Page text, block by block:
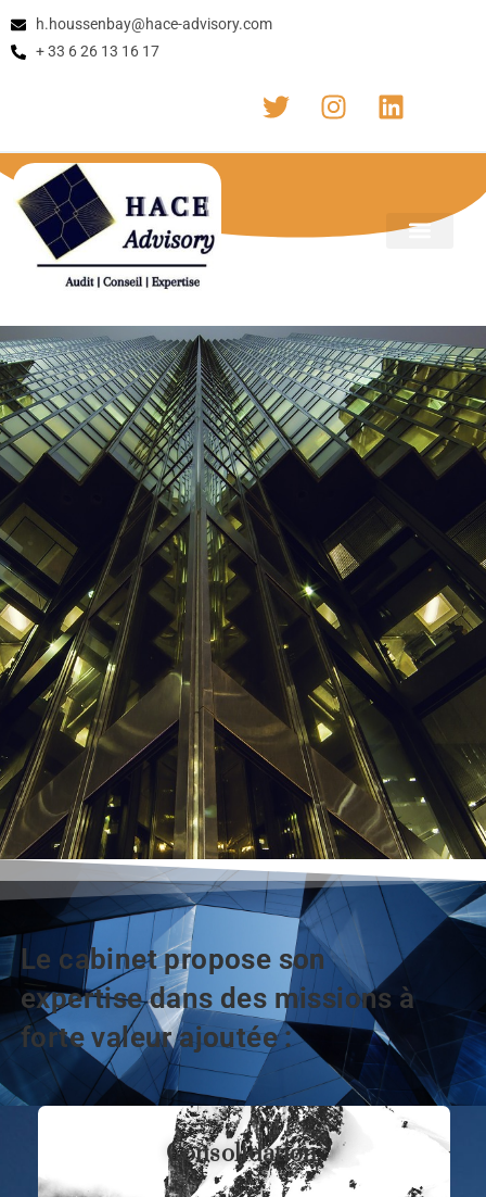
h.houssenbay@hace-advisory.com
+ 33 6 26 13 16 17
Le cabinet propose son
expertise dans des missions à
forte valeur ajoutée :
Consolidation